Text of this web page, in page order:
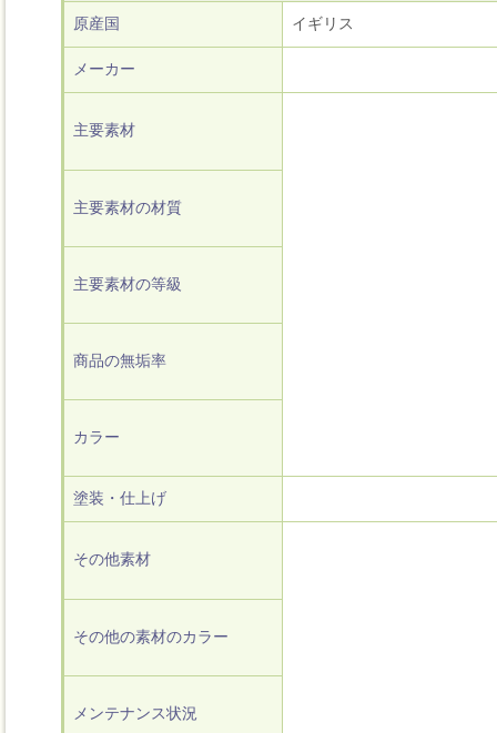
原産国 イギリス
メーカー
主要素材
主要素材の材質
主要素材の等級
商品の無垢率
カラー
塗装・仕上げ
その他素材
その他の素材のカラー
メンテナンス状況